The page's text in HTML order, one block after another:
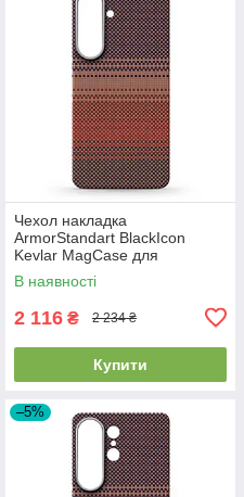
Чехол накладка
ArmorStandart BlackIcon
Kevlar MagCase для
Samsung S26 Plus Sunset
(ARM90157)
В наявності
2 116 ₴ 2 234 ₴
Купити
–5%